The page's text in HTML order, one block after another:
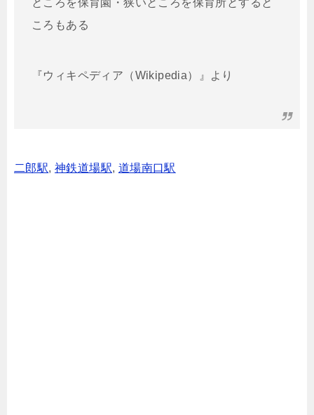
ころもある
『ウィキペディア（Wikipedia）』より
二郎駅,神鉄道場駅, 道場南口駅